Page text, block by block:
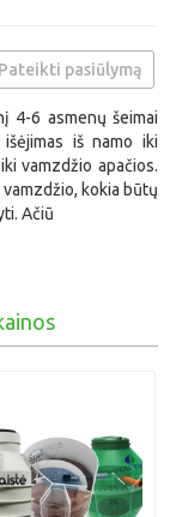
Pateikti pasiūlymą
4-6 asmenų šeimai
iš namo iki
vamzdžio apačios.
kokia būtų
Ačiū